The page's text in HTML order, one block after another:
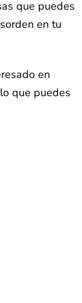
que puedes
en tu
en
que puedes